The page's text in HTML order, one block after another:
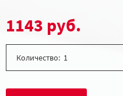
1143 руб.
Количество: